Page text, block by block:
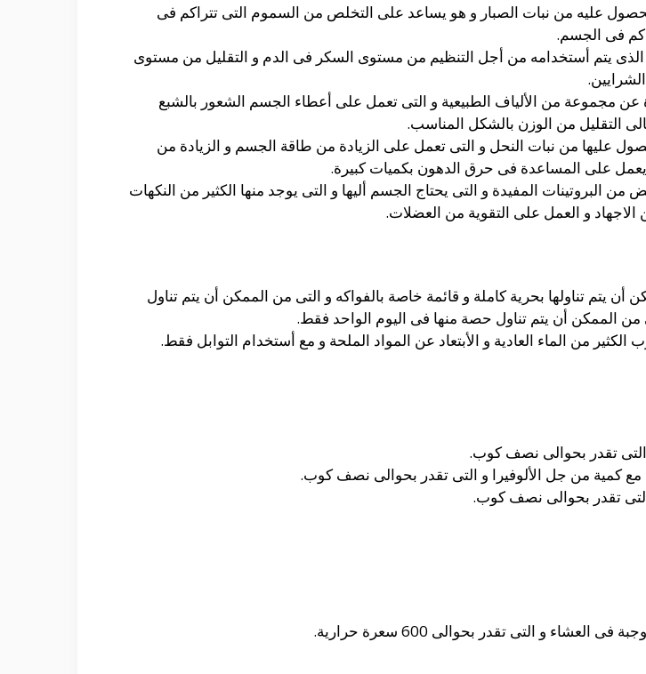
أنه عبارة عن 2 عبوة و الذى يتم الحصول عليه من نبات الصبار و هو يساعد على التخلص من السموم التى تتراكم فى
فى الجسم.
جارسينيا بلس و الذى يعد أنه عبارة عن 70 قرص و الذى يتم أستخدامه من أجل التنظيم من مستوى السكر فى الدم و التقليل من مستوى
عن مجموعة من الألياف الطبيعية و التى تعمل على أعطاء الجسم الشعور بالشبع
التقليل من الوزن بالشكل المناسب.
عليها من نبات النحل و التى تعمل على الزيادة من طاقة الجسم و الزيادة من
يعمل على المساعدة فى حرق الدهون بكميات كبيرة.
من البروتينات المفيدة و التى يحتاج الجسم أليها و التى يوجد منها الكثير من النكهات
الاجهاد و العمل على التقوية من العضلات.
يتم تناولها بحرية كاملة و قائمة خاصة بالفواكه و التى من الممكن أن يتم تناول
الممكن أن يتم تناول حصة منها فى اليوم الواحد فقط.
من الماء العادية و الأبتعاد عن المواد الملحة و مع أستخدام التوابل فقط.
التى تقدر بحوالى نصف كوب.
كمية من جل الألوفيرا و التى تقدر بحوالى نصف كوب.
تقدر بحوالى نصف كوب.
و التى تقدر بحوالى 600 سعرة حرارية.